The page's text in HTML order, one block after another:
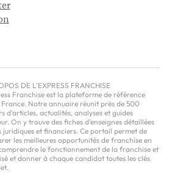
DE L'EXPRESS FRANCHISE
Franchise est la plateforme de référence
Notre annuaire réunit près de 500
d'articles, actualités, analyses et guides
On y trouve des fiches d'enseignes détaillées
juridiques et financiers. Ce portail permet de
les meilleures opportunités de franchise en
le fonctionnement de la franchise et
et donner à chaque candidat toutes les clés